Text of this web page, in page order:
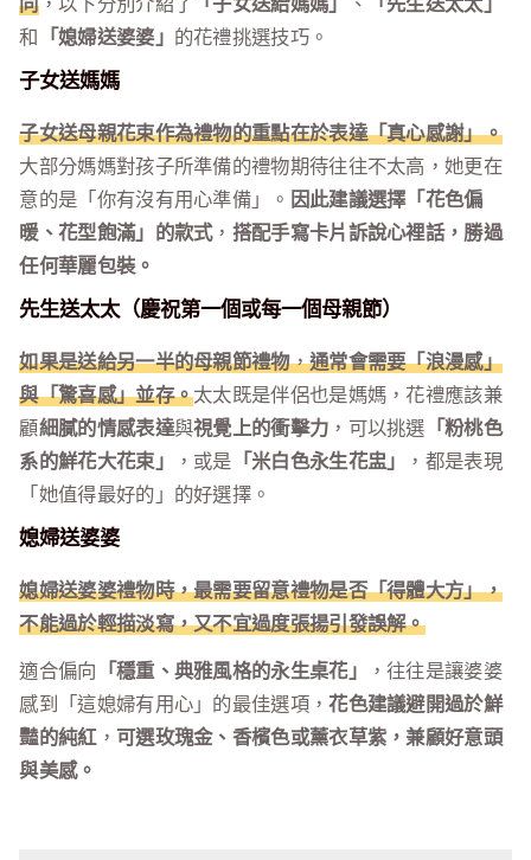
和 「媳婦送婆婆」 的花禮挑選技巧。
子女送媽媽
子女送母親花束作為禮物的重點在於表達「真心感謝」。
大部分媽媽對孩子所準備的禮物期待往往不太高，她更在
意的是「你有沒有用心準備」。 因此建議選擇「花色偏
暖、花型飽滿」的款式， 搭配手寫卡片訴說心裡話，勝過
任何華麗包裝。
先生送太太（慶祝第一個或每一個母親節）
如果是送給另一半的母親節禮物，通常會需要「浪漫感」
與「驚喜感」並存。太太既是伴侶也是媽媽，花禮應該兼
顧細膩的情感表達與視覺上的衝擊力 ，可以挑選 「粉桃色
系的鮮花大花束」
，或是 「米白色永生花盅」
，都是表現
「她值得最好的」的好選擇。
媳婦送婆婆
媳婦送婆婆禮物時，最需要留意禮物是否「得體大方」，
不能過於輕描淡寫，又不宜過度張揚引發誤解。
適合偏向 「穩重、典雅風格的永生桌花」
，往往是讓婆婆
感到「這媳婦有用心」的最佳選項，花色建議避開過於鮮
豔的純紅， 可選玫瑰金、香檳色或薰衣草紫，兼顧好意頭
與美感。